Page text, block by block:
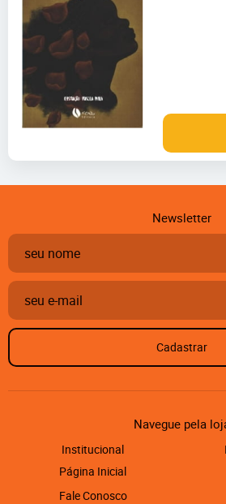
Newsletter
Cadastrar
Navegue pela
Institucional
Página Inicial
Fale Conosco